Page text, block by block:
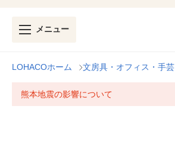
メニュー
LOHACOホーム 文房具・オフィス・手芸
熊本地震の影響について